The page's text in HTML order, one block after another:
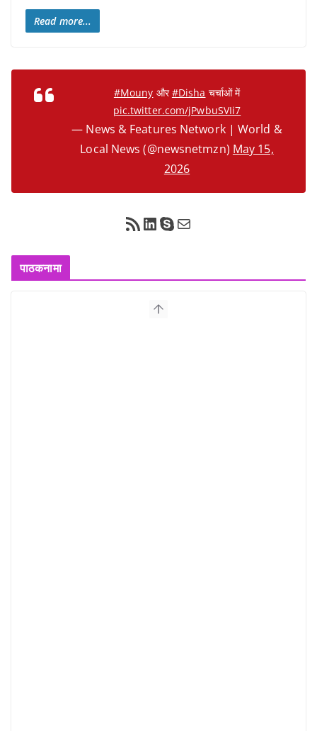
Read more...
#Mouny और#Disha चर्चाओं में
pic.twitter.com/jPwbuSVIi7
— News & Features Network | World &
Local News (@newsnetmzn) May 15,
2026
RSS Feed LinkedIn Skype Mail
पाठकनामा